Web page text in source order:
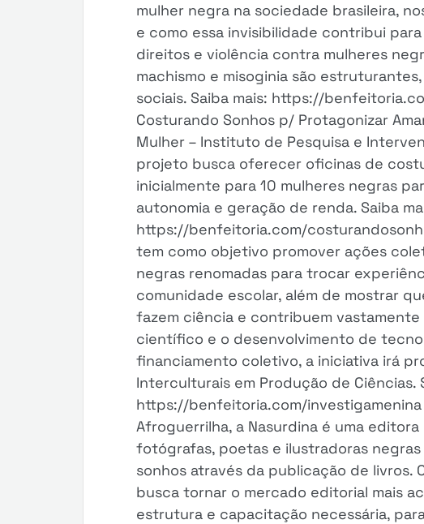
mulher negra na sociedade brasileira,
e como essa invisibilidade contribui
direitos e violência contra mulheres
machismo e misoginia são
sociais. Saiba mais: https://
Costurando Sonhos p/ Protagonizar
Mulher – Instituto de Pesquisa e
projeto busca oferecer oficinas de
inicialmente para 10 mulheres negras
autonomia e geração de renda. Saiba
https://benfeitoria.com/
tem como objetivo promover ações
negras renomadas para trocar
comunidade escolar, além de mostrar
fazem ciência e contribuem
científico e o desenvolvimento de
financiamento coletivo, a iniciativa irá
Interculturais em Produção de Ciências.
https://benfeitoria.com/investigamenina
Afroguerrilha, a Nasurdina é uma
fotógrafas, poetas e ilustradoras
sonhos através da publicação de livros.
busca tornar o mercado editorial mais
estrutura e capacitação necessária,